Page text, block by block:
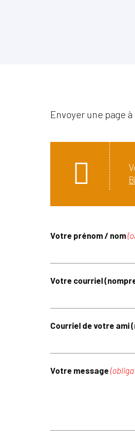
Envoyer une page
Votre prénom / nom
Votre courriel
Courriel de votre ami
Votre message